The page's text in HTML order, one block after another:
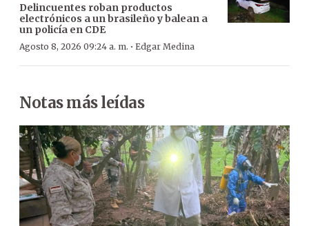
Delincuentes roban productos
electrónicos a un brasileño y balean a
un policía en CDE
Agosto 8, 2026 09:24 a. m. · Edgar Medina
Notas más leídas